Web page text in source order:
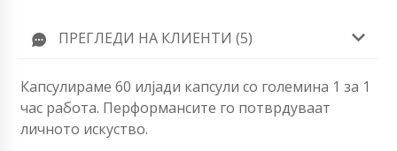
ПРЕГЛЕДИ НА КЛИЕНТИ (5)
Капсулираме 60 илјади капсули со големина 1 за 1
час работа. Перформансите го потврдуваат
личното искуство.